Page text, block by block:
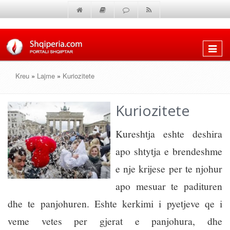
Shfaq
Kreu » Lajme » Kuriozitete
Kuriozitete
Kureshtja eshte deshira
apo shtytja e brendeshme
e nje krijese per te njohur
apo mesuar te padituren
dhe te panjohuren. Eshte kerkimi i pyetjeve qe i
veme vetes per gjerat e panjohura, dhe